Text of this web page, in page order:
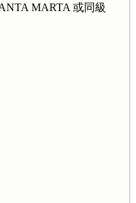
MARTA 或同級